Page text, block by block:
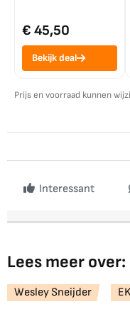
€ 45,50
Bekijk deal
Prijs en voorraad kunnen
Interessant
Lees meer over:
Wesley Sneijder